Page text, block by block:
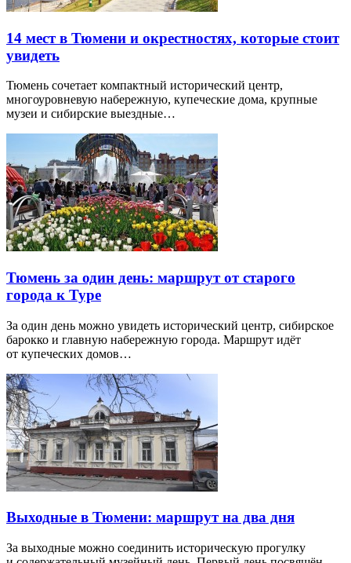
14 мест в Тюмени и окрестностях, которые стоит
увидеть
Тюмень сочетает компактный исторический центр,
многоуровневую набережную, купеческие дома, крупные
музеи и сибирские выездные…
Тюмень за один день: маршрут от старого
города к Туре
За один день можно увидеть исторический центр, сибирское
барокко и главную набережную города. Маршрут идёт
от купеческих домов…
Выходные в Тюмени: маршрут на два дня
За выходные можно соединить историческую прогулку